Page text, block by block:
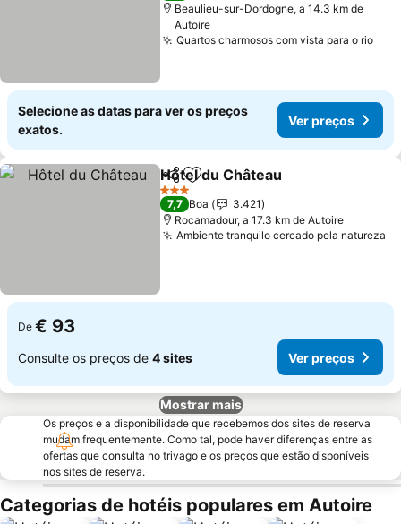
Beaulieu-sur-Dordogne, a 14.3 km de
Autoire
Quartos charmosos com vista para o rioVer
Selecione as datas para ver os preços
exatos.
Ver preços
PartilharAdicionar aos favoritos
Hôtel du Château
3 Estrelas
7,7 Boa
3.421
Rocamadour, a 17.3 km de Autoire
Ambiente tranquilo cercado pela natureza
De € 93
Consulte os preços de 4 sites Ver preços
Mostrar mais
Os preços e a disponibilidade que recebemos dos sites de reserva
mudam frequentemente. Como tal, pode haver diferenças entre as
ofertas que consulta no trivago e os preços que estão disponíveis
nos sites de reserva.
Categorias de hotéis populares em Autoire